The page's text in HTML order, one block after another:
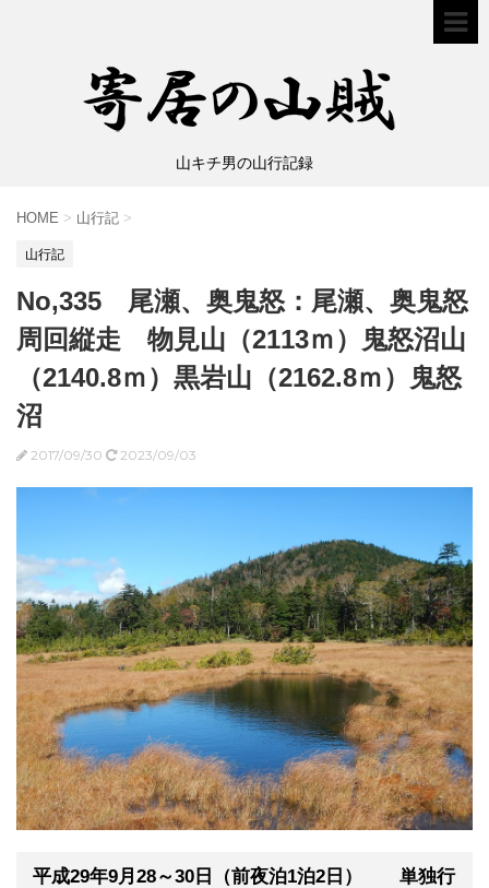
山キチ男の山行記録
HOME > 山行記 >
山行記
No,335 尾瀬、奥鬼怒：尾瀬、奥鬼怒
周回縦走 物見山（2113ｍ）鬼怒沼山
（2140.8ｍ）黒岩山（2162.8ｍ）鬼怒
沼
2017/09/30 2023/09/03
平成29年9月28～30日（前夜泊1泊2日） 単独行